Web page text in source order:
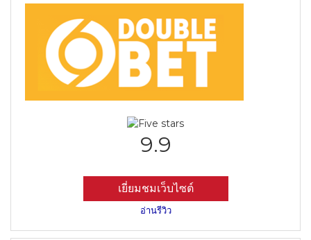
9.9
เยี่ยมชมเว็บไซต์
อ่านรีวิว